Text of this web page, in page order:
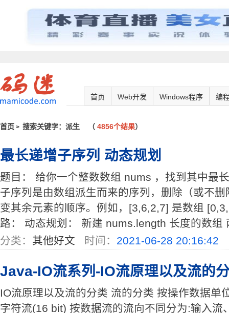
首页 Web开发 Windows程序 编
首页 > 搜索关键字：派生 （ 4856个结果）
最长递增子序列 动态规划
题目： 给你一个整数数组 nums ，找到其中最
子序列是由数组派生而来的序列，删除（或不
变其余元素的顺序。例如，[3,6,2,7] 是数组
路： 动态规划： 新建 nums.length 长度的数组
分类： 其他好文 时间： 2021-06-28 20:16:42
Java-IO流系列-IO流原理以及流的
IO流原理以及流的分类 流的分类 按操作数据单
字符流(16 bit) 按数据流的流向不同分为:输入流